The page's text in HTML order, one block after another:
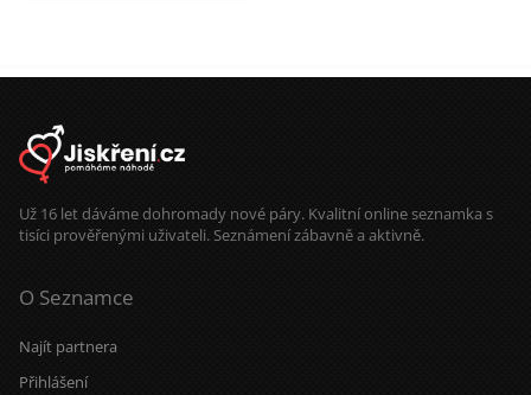
Už 16 let dáváme dohromady nové páry. Kvalitní online seznamka s
tisíci prověřenými uživateli. Seznámení zábavně a aktivně.
O Seznamce
Najít partnera
Přihlášení